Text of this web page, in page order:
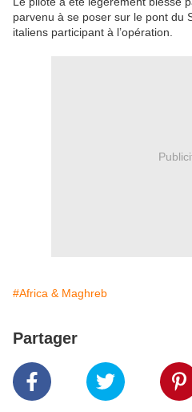
parvenu à se poser sur le pont du
italiens participant à l’opération.
#Africa & Maghreb
Partager